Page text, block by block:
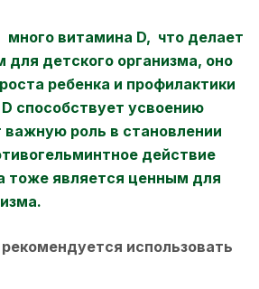
много витамина D, что делает
для детского организма, оно
ребенка и профилактики
способствует усвоению
важную роль в становлении
действие
тоже является ценным для
использовать